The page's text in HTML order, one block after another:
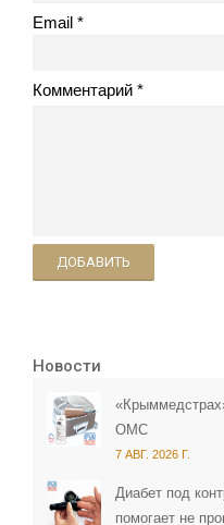
Email
Комментарий
ДОБАВИТЬ
Новости
ОМС
7 АВГ. 2026 Г.
Диабет под
помогает не